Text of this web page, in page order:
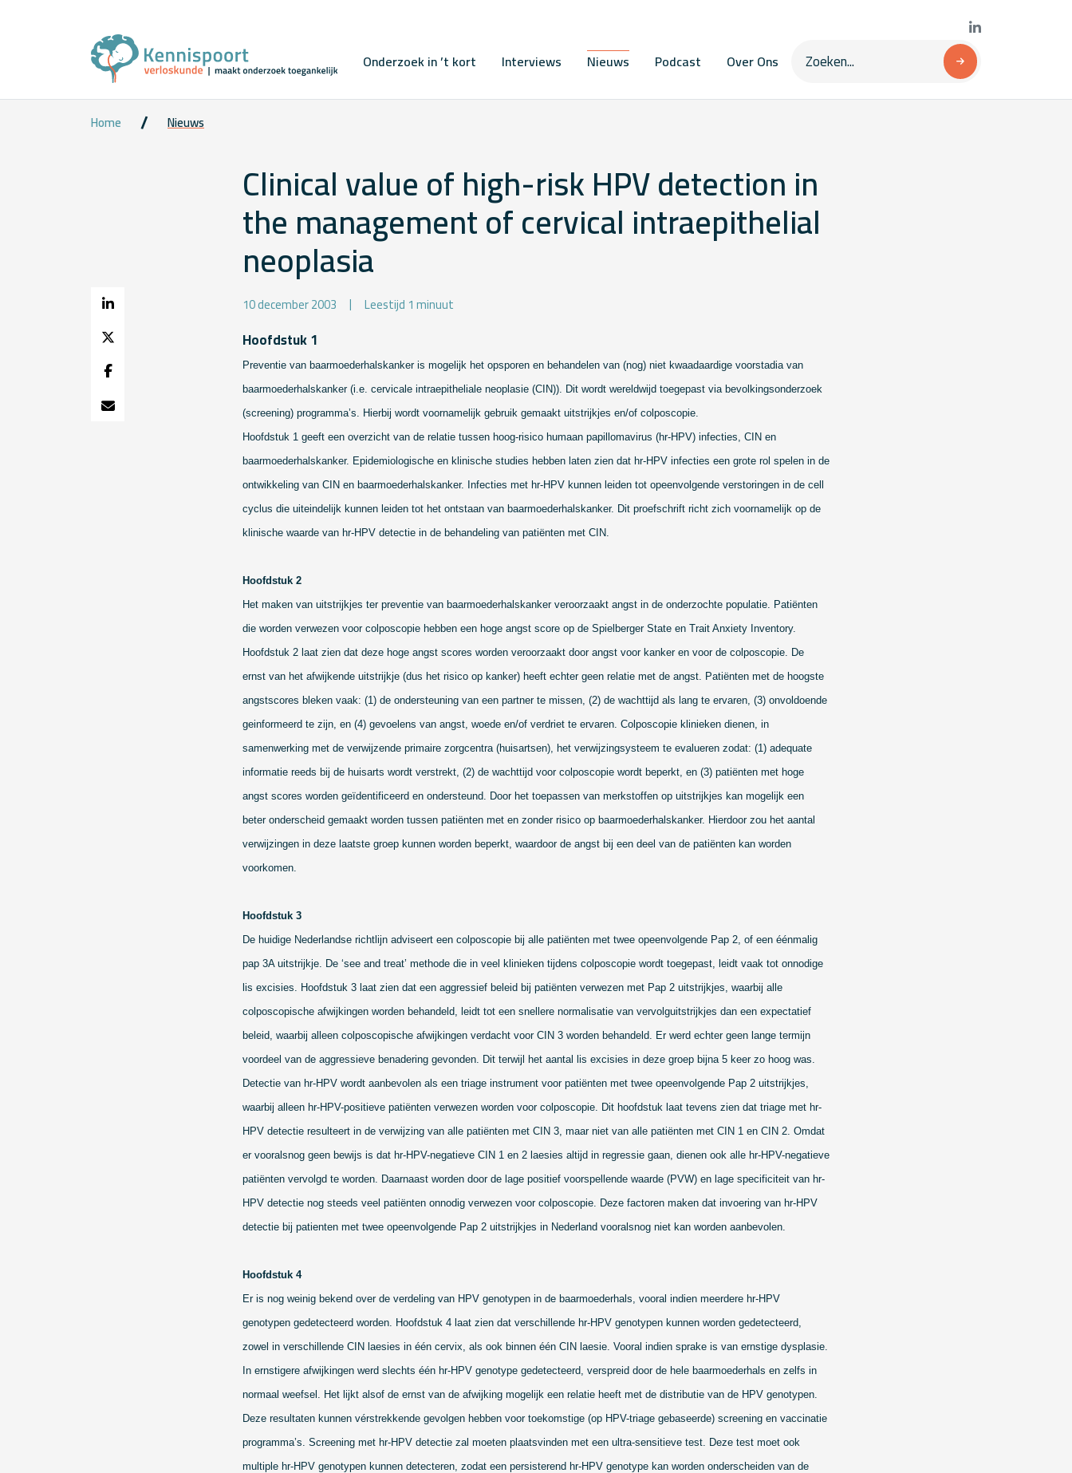
Onderzoek in ’t kort Interviews Nieuws Podcast Over Ons
Home Nieuws
Clinical value of high-risk HPV detection in
the management of cervical intraepithelial
neoplasia
10 december 2003 Leestijd 1 minuut
Hoofdstuk 1
Preventie van baarmoederhalskanker is mogelijk het opsporen en behandelen van (nog) niet kwaadaardige voorstadia van
baarmoederhalskanker (i.e. cervicale intraepitheliale neoplasie (CIN)). Dit wordt wereldwijd toegepast via bevolkingsonderzoek
(screening) programma’s. Hierbij wordt voornamelijk gebruik gemaakt uitstrijkjes en/of colposcopie.
Hoofdstuk 1 geeft een overzicht van de relatie tussen hoog-risico humaan papillomavirus (hr-HPV) infecties, CIN en
baarmoederhalskanker. Epidemiologische en klinische studies hebben laten zien dat hr-HPV infecties een grote rol spelen in de
ontwikkeling van CIN en baarmoederhalskanker. Infecties met hr-HPV kunnen leiden tot opeenvolgende verstoringen in de cell
cyclus die uiteindelijk kunnen leiden tot het ontstaan van baarmoederhalskanker. Dit proefschrift richt zich voornamelijk op de
klinische waarde van hr-HPV detectie in de behandeling van patiënten met CIN.
Hoofdstuk 2
Het maken van uitstrijkjes ter preventie van baarmoederhalskanker veroorzaakt angst in de onderzochte populatie. Patiënten
die worden verwezen voor colposcopie hebben een hoge angst score op de Spielberger State en Trait Anxiety Inventory.
Hoofdstuk 2 laat zien dat deze hoge angst scores worden veroorzaakt door angst voor kanker en voor de colposcopie. De
ernst van het afwijkende uitstrijkje (dus het risico op kanker) heeft echter geen relatie met de angst. Patiënten met de hoogste
angstscores bleken vaak: (1) de ondersteuning van een partner te missen, (2) de wachttijd als lang te ervaren, (3) onvoldoende
geinformeerd te zijn, en (4) gevoelens van angst, woede en/of verdriet te ervaren. Colposcopie klinieken dienen, in
samenwerking met de verwijzende primaire zorgcentra (huisartsen), het verwijzingsysteem te evalueren zodat: (1) adequate
informatie reeds bij de huisarts wordt verstrekt, (2) de wachttijd voor colposcopie wordt beperkt, en (3) patiënten met hoge
angst scores worden geïdentificeerd en ondersteund. Door het toepassen van merkstoffen op uitstrijkjes kan mogelijk een
beter onderscheid gemaakt worden tussen patiënten met en zonder risico op baarmoederhalskanker. Hierdoor zou het aantal
verwijzingen in deze laatste groep kunnen worden beperkt, waardoor de angst bij een deel van de patiënten kan worden
voorkomen.
Hoofdstuk 3
De huidige Nederlandse richtlijn adviseert een colposcopie bij alle patiënten met twee opeenvolgende Pap 2, of een éénmalig
pap 3A uitstrijkje. De ‘see and treat’ methode die in veel klinieken tijdens colposcopie wordt toegepast, leidt vaak tot onnodige
lis excisies. Hoofdstuk 3 laat zien dat een aggressief beleid bij patiënten verwezen met Pap 2 uitstrijkjes, waarbij alle
colposcopische afwijkingen worden behandeld, leidt tot een snellere normalisatie van vervolguitstrijkjes dan een expectatief
beleid, waarbij alleen colposcopische afwijkingen verdacht voor CIN 3 worden behandeld. Er werd echter geen lange termijn
voordeel van de aggressieve benadering gevonden. Dit terwijl het aantal lis excisies in deze groep bijna 5 keer zo hoog was.
Detectie van hr-HPV wordt aanbevolen als een triage instrument voor patiënten met twee opeenvolgende Pap 2 uitstrijkjes,
waarbij alleen hr-HPV-positieve patiënten verwezen worden voor colposcopie. Dit hoofdstuk laat tevens zien dat triage met hr-
HPV detectie resulteert in de verwijzing van alle patiënten met CIN 3, maar niet van alle patiënten met CIN 1 en CIN 2. Omdat
er vooralsnog geen bewijs is dat hr-HPV-negatieve CIN 1 en 2 laesies altijd in regressie gaan, dienen ook alle hr-HPV-negatieve
patiënten vervolgd te worden. Daarnaast worden door de lage positief voorspellende waarde (PVW) en lage specificiteit van hr-
HPV detectie nog steeds veel patiënten onnodig verwezen voor colposcopie. Deze factoren maken dat invoering van hr-HPV
detectie bij patienten met twee opeenvolgende Pap 2 uitstrijkjes in Nederland vooralsnog niet kan worden aanbevolen.
Hoofdstuk 4
Er is nog weinig bekend over de verdeling van HPV genotypen in de baarmoederhals, vooral indien meerdere hr-HPV
genotypen gedetecteerd worden. Hoofdstuk 4 laat zien dat verschillende hr-HPV genotypen kunnen worden gedetecteerd,
zowel in verschillende CIN laesies in één cervix, als ook binnen één CIN laesie. Vooral indien sprake is van ernstige dysplasie.
In ernstigere afwijkingen werd slechts één hr-HPV genotype gedetecteerd, verspreid door de hele baarmoederhals en zelfs in
normaal weefsel. Het lijkt alsof de ernst van de afwijking mogelijk een relatie heeft met de distributie van de HPV genotypen.
Deze resultaten kunnen vérstrekkende gevolgen hebben voor toekomstige (op HPV-triage gebaseerde) screening en vaccinatie
programma’s. Screening met hr-HPV detectie zal moeten plaatsvinden met een ultra-sensitieve test. Deze test moet ook
multiple hr-HPV genotypen kunnen detecteren, zodat een persisterend hr-HPV genotype kan worden onderscheiden van de